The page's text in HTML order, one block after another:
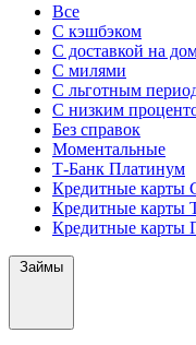
Все
С кэшбэком
С доставкой на
С милями
С льготным
С низким
Без справок
Моментальные
Т-Банк Платинум
Кредитные карты
Кредитные карты
Кредитные карты
Займы